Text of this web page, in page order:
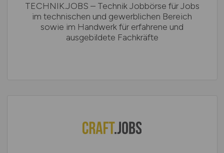
TECHNIK.JOBS – Technik Jobbörse für Jobs
im technischen und gewerblichen Bereich
sowie im Handwerk für erfahrene und
ausgebildete Fachkräfte